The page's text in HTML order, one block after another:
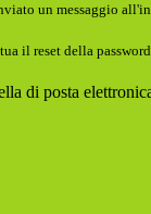
un messaggio
il reset della
di posta